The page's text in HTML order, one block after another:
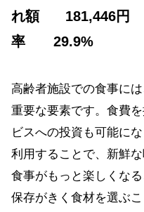
れ額
率 29.9%
高齢者施設での食事に
重要な要素です。食費
ビスへの投資も可能に
利用することで、新鮮
食事がもっと楽しくな
保存がきく食材を選ぶ